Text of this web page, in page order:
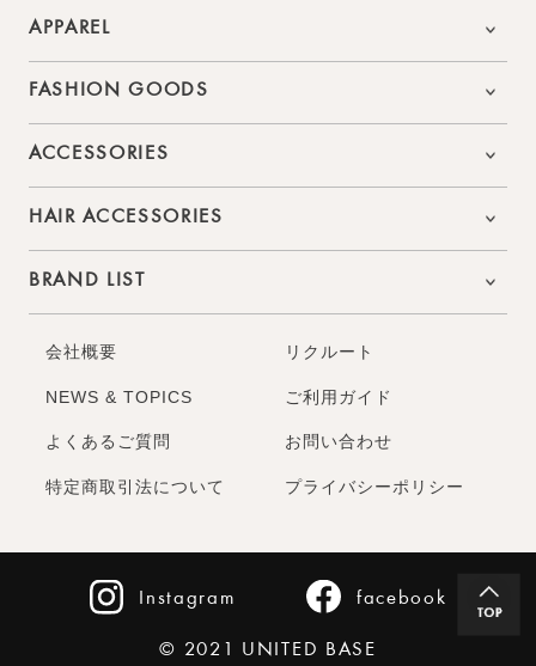
APPAREL
FASHION GOODS
ACCESSORIES
HAIR ACCESSORIES
BRAND LIST
会社概要 リクルート
NEWS & TOPICS ご利用ガイド
よくあるご質問 お問い合わせ
特定商取引法について プライバシーポリシー
Instagram facebook
© 2021 UNITED BASE